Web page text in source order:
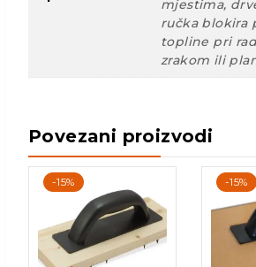
mjestima,
ručka blokira
topline pri
zrakom ili
Povezani proizvodi
-15% -15%